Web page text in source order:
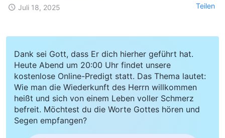
Juli 18, 2025 Teilen
Dank sei Gott, dass Er dich hierher geführt hat.
Heute Abend um 20:00 Uhr findet unsere
kostenlose Online-Predigt statt. Das Thema lautet:
Wie man die Wiederkunft des Herrn willkommen
heißt und sich von einem Leben voller Schmerz
befreit. Möchtest du die Worte Gottes hören und
Segen empfangen?